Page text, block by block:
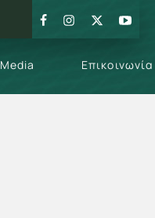
Media Επικοινωνία